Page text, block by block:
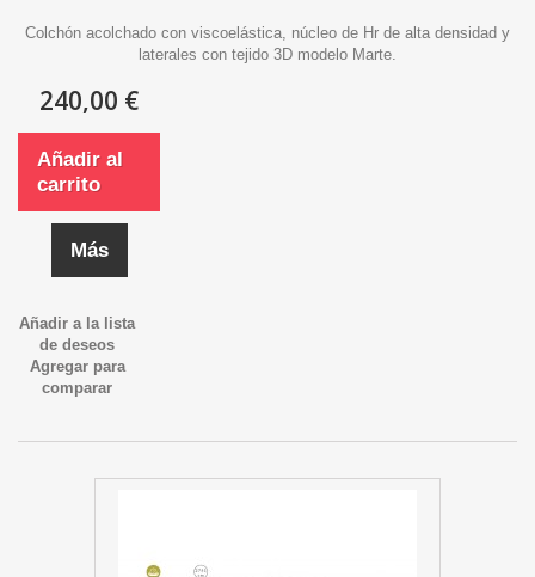
Colchón acolchado con viscoelástica, núcleo de Hr de alta densidad y
laterales con tejido 3D modelo Marte.
240,00 €
Añadir al
carrito
Más
Añadir a la lista
de deseos
Agregar para
comparar